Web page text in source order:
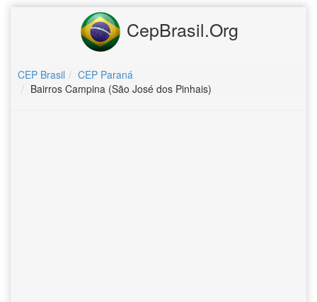
CepBrasil.Org
CEP Brasil
CEP Paraná
Bairros Campina (São José dos Pinhais)